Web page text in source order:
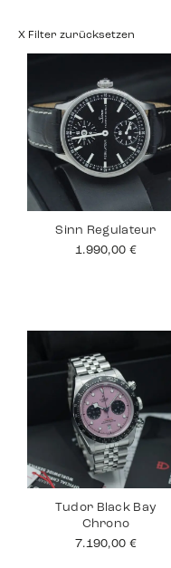
X Filter zurücksetzen
Sinn Regulateur
1.990,00 €
Tudor Black Bay
Chrono
7.190,00 €